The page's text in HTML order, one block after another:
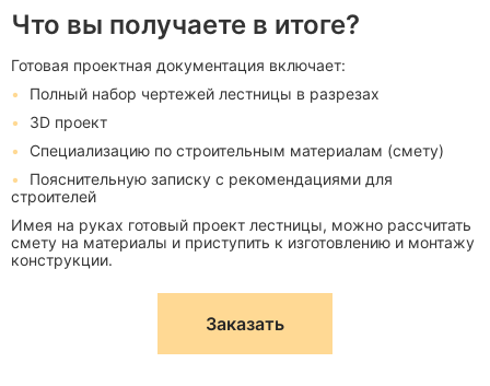
Что вы получаете в итоге?
Готовая проектная документация включает:
Полный набор чертежей лестницы в разрезах
3D проект
Специализацию по строительным материалам (смету)
Пояснительную записку с рекомендациями для
строителей
Имея на руках готовый проект лестницы, можно рассчитать
смету на материалы и приступить к изготовлению и монтажу
конструкции.
Заказать